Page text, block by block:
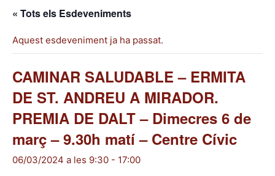
« Tots els Esdeveniments
Aquest esdeveniment ja ha passat.
CAMINAR SALUDABLE – ERMITA
DE ST. ANDREU A MIRADOR.
PREMIA DE DALT – Dimecres 6 de
març – 9.30h matí – Centre Cívic
06/03/2024 a les 9:30 - 17:00